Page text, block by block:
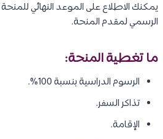
يمكنك الاطلاع على الموعد النهائي
الرسمي لمقدم المنحة.
ما تغطية المنحة:
الرسوم الدراسية بنسبة 100%.
تذاكر السفر.
الإقامة.